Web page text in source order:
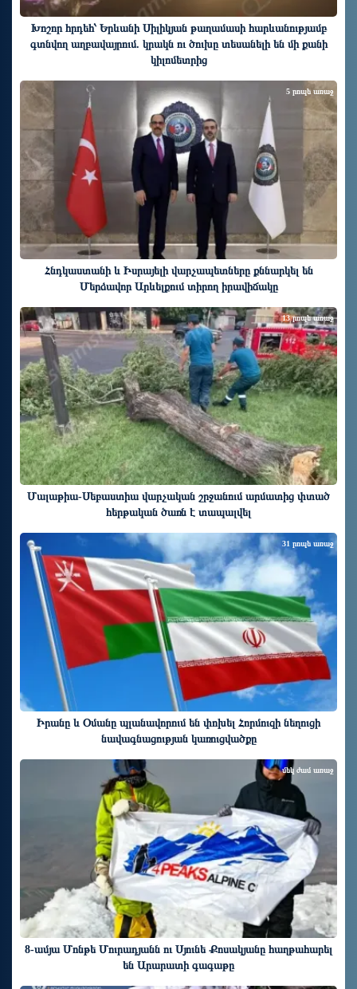
Խոշոր հրդեհ՝ Երևանի Սիլիկյան թաղամասի հարևանությամբ
գտնվող աղբավայրում. կրակն ու ծուխը տեսանելի են մի քանի
կիլոմետրից
Հնդկաստանի և Իսրայելի վարչապետները քննարկել են
Մերձավոր Արևելքում տիրող իրավիճակը
5 րոպե առաջ
Մալաթիա-Սեբաստիա վարչական շրջանում արմատից փտած
հերթական ծառն է տապալվել
13 րոպե առաջ
Իրանը և Օմանը պլանավորում են փոխել Հորմուզի նեղուցի
նավագնացության կառուցվածքը
31 րոպե առաջ
8-ամյա Մոնթե Մուրադյանն ու Սյունե Քոսակյանը հաղթահարել
են Արարատի գագաթը
մեկ ժամ առաջ